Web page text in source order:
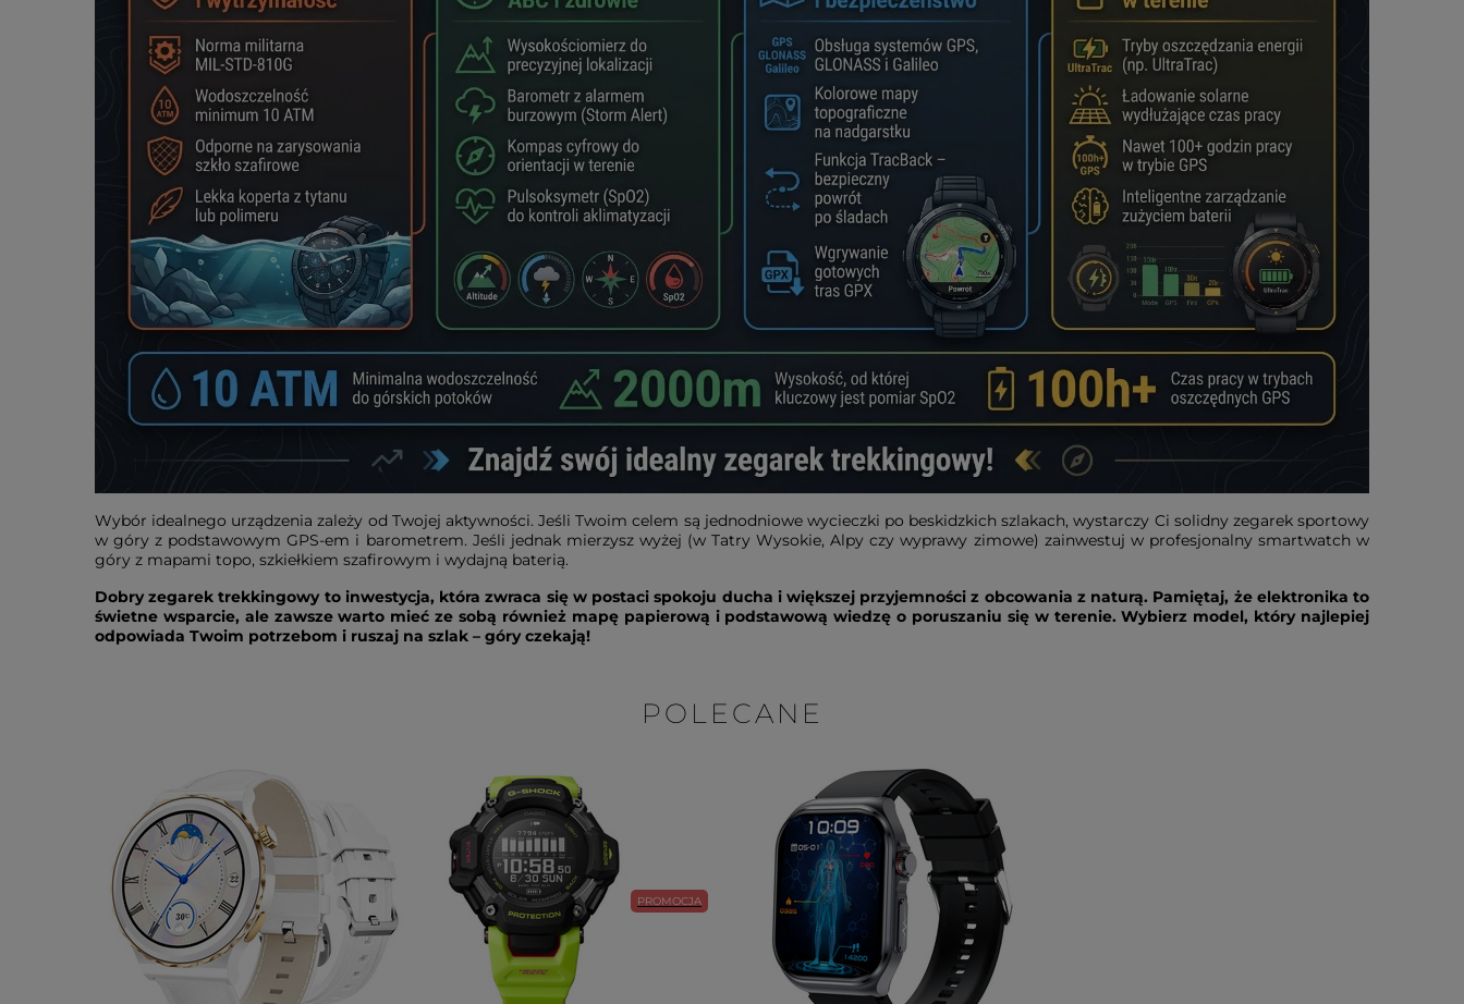
Wybór idealnego urządzenia zależy od Twojej aktywności. Jeśli Twoim celem są jednodniowe wycieczki po beskidzkich szlakach, wystarczy Ci solidny zegarek sportowy
w góry z podstawowym GPS-em i barometrem. Jeśli jednak mierzysz wyżej (w Tatry Wysokie, Alpy czy wyprawy zimowe) zainwestuj w profesjonalny smartwatch w
góry z mapami topo, szkiełkiem szafirowym i wydajną baterią.
Dobry zegarek trekkingowy to inwestycja, która zwraca się w postaci spokoju ducha i większej przyjemności z obcowania z naturą. Pamiętaj, że elektronika to
świetne wsparcie, ale zawsze warto mieć ze sobą również mapę papierową i podstawową wiedzę o poruszaniu się w terenie. Wybierz model, który najlepiej
odpowiada Twoim potrzebom i ruszaj na szlak – góry czekają!
POLECANE
PROMOCJA